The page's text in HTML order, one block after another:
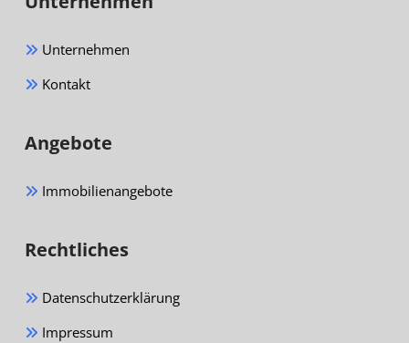
Unternehmen
Kontakt
Angebote
Immobilienangebote
Rechtliches
Datenschutzerklärung
Impressum